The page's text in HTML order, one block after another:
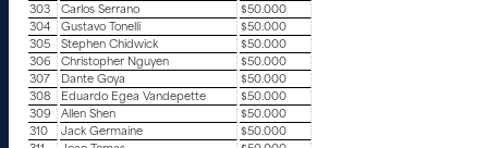
303
Carlos Serrano
$50.000
304
Gustavo Tonelli
$50.000
305
Stephen Chidwick
$50.000
306
Christopher Nguyen
$50.000
307
Dante Goya
$50.000
308
Eduardo Egea Vandepette
$50.000
309
Allen Shen
$50.000
310
Jack Germaine
$50.000